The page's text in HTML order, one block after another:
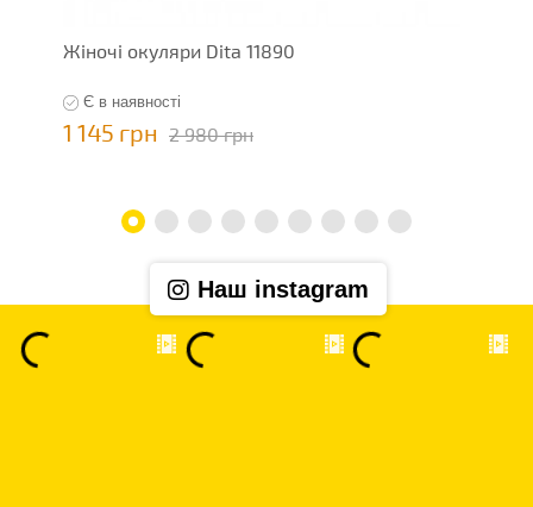
Жіночі окуляри Dita 11890
Є в наявності
1 145 грн 2 980 грн
Наш instagram